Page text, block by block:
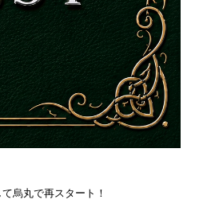
烏丸で再スタート！